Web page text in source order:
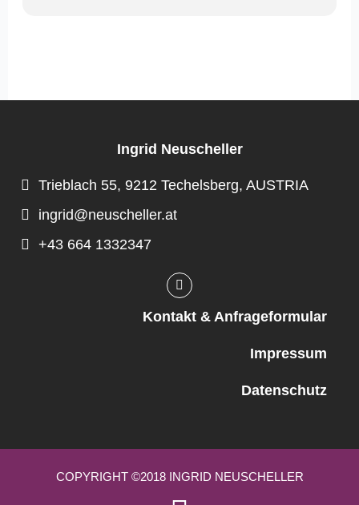
Ingrid Neuscheller
Trieblach 55, 9212 Techelsberg, AUSTRIA
ingrid@neuscheller.at
+43 664 1332347
Kontakt & Anfrageformular
Impressum
Datenschutz
COPYRIGHT ©2018 INGRID NEUSCHELLER